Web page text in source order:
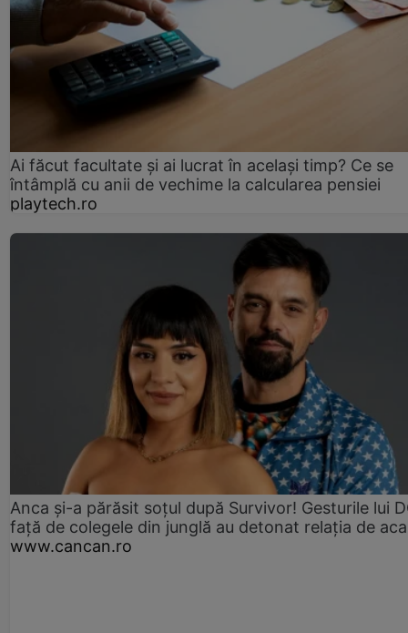
Ai făcut facultate și ai lucrat în același timp? Ce se
întâmplă cu anii de vechime la calcularea pensiei
playtech.ro
Anca și-a părăsit soțul după Survivor! Gesturile lui
față de colegele din junglă au detonat relația de
www.cancan.ro